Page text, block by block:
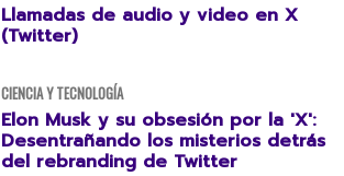
Llamadas de audio y video en X
(Twitter)
CIENCIA Y TECNOLOGÍA
Elon Musk y su obsesión por la 'X':
Desentrañando los misterios detrás
del rebranding de Twitter